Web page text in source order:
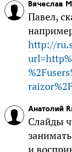
Вячеслав
Павел,
http://
Анатолий
Слайды